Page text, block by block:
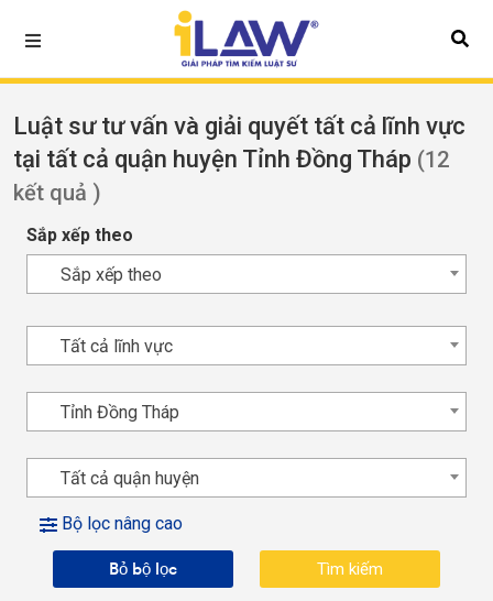
Luật sư tư vấn và giải quyết tất cả lĩnh vực
tại tất cả quận huyện Tỉnh Đồng Tháp (12
kết quả )
Sắp xếp theo
Sắp xếp theo
Tất cả lĩnh vực
Tỉnh Đồng Tháp
Tất cả quận huyện
Bộ lọc nâng cao
Bỏ bộ lọc